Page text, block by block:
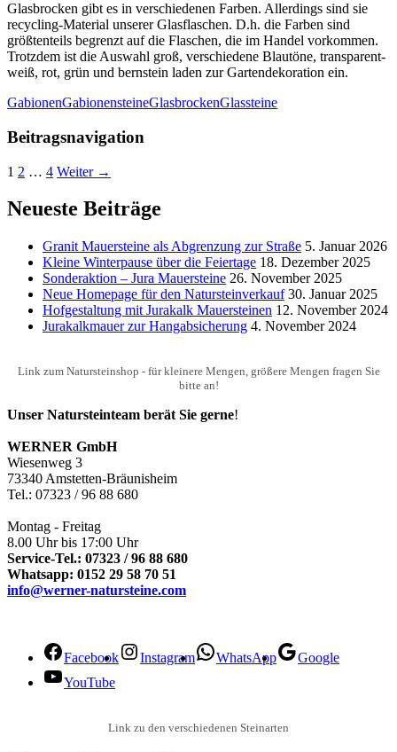
Glasbrocken gibt es in verschiedenen Farben. Allerdings sind sie
recycling-Material unserer Glasflaschen. D.h. die Farben sind
größtenteils begrenzt auf die Flaschen, die im Handel vorkommen.
Trotzdem ist die Auswahl groß, verschiedene Blautöne, transparent-
weiß, rot, grün und bernstein laden zur Gartendekoration ein.
GabionenGabionensteineGlasbrockenGlassteine
Beitragsnavigation
1 2 … 4 Weiter →
Neueste Beiträge
Granit Mauersteine als Abgrenzung zur Straße 5. Januar 2026
Kleine Winterpause über die Feiertage 18. Dezember 2025
Sonderaktion – Jura Mauersteine 26. November 2025
Neue Homepage für den Natursteinverkauf 30. Januar 2025
Hofgestaltung mit Jurakalk Mauersteinen 12. November 2024
Jurakalkmauer zur Hangabsicherung 4. November 2024
Link zum Natursteinshop - für kleinere Mengen, größere Mengen fragen Sie
bitte an!
Unser Natursteinteam berät Sie gerne!
WERNER GmbH
Wiesenweg 3
73340 Amstetten-Bräunisheim
Tel.: 07323 / 96 88 680
Montag - Freitag
8.00 Uhr bis 17:00 Uhr
Service-Tel.: 07323 / 96 88 680
Whatsapp: 0152 29 58 70 51
info@werner-natursteine.com
Facebook Instagram WhatsApp
Google
YouTube
Link zu den verschiedenen Steinarten